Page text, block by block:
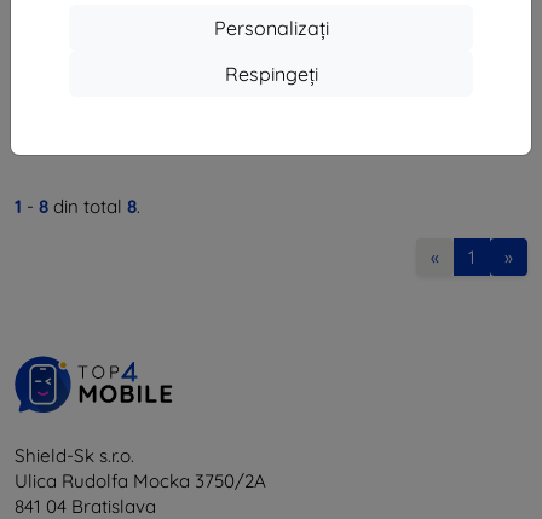
Personalizați
Respingeți
1 - 8 din total 8.
« 1 »
Shield-Sk s.r.o.
Ulica Rudolfa Mocka 3750/2A
841 04 Bratislava